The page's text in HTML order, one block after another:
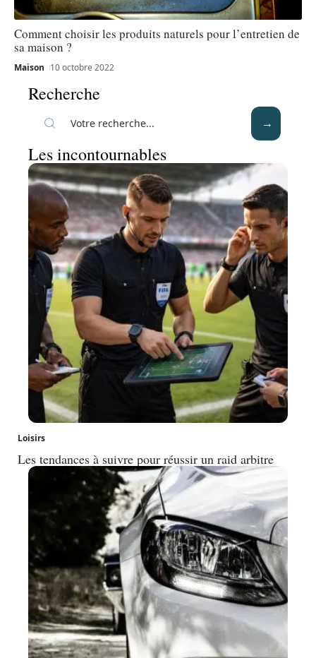
Comment choisir les produits naturels pour l’entretien de
sa maison ?
Maison 10 octobre 2022
Recherche
Les incontournables
Loisirs
Les tendances à suivre pour réussir un raid arbitre